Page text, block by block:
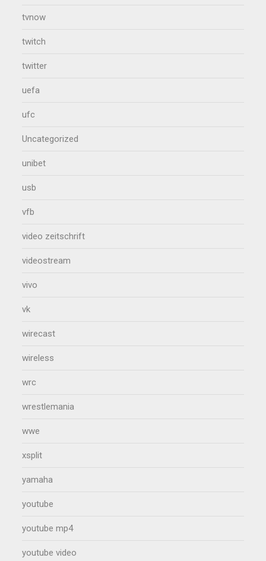
tvnow
twitch
twitter
uefa
ufc
Uncategorized
unibet
usb
vfb
video zeitschrift
videostream
vivo
vk
wirecast
wireless
wrc
wrestlemania
wwe
xsplit
yamaha
youtube
youtube mp4
youtube video